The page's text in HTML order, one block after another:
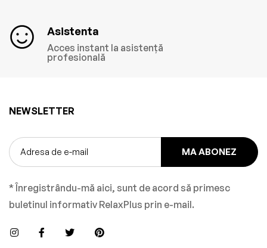
Asistenta
Acces instant la asistență
profesională
NEWSLETTER
MA ABONEZ
* Înregistrându-mă aici, sunt de acord să primesc
buletinul informativ RelaxPlus prin e-mail.